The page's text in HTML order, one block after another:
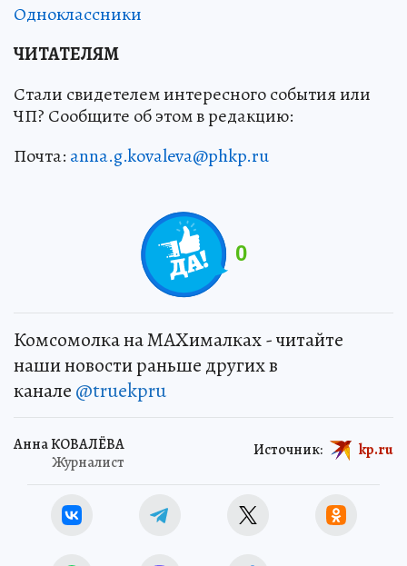
Одноклассники
ЧИТАТЕЛЯМ
Стали свидетелем интересного события или
ЧП? Сообщите об этом в редакцию:
Почта: anna.g.kovaleva@phkp.ru
0
Комсомолка на MAXималках - читайте
наши новости раньше других в
канале @truekpru
Анна КОВАЛЁВА
Журналист
Источник: kp.ru